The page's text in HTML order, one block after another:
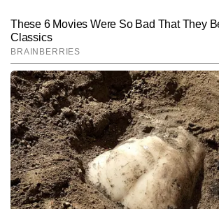
अनुराग गुप्ता AUTHOR
अनुराग गुप्ता टाइम्स नाउ नवभारत डिजिटल में
कार्यरत हैं और मीडिया में 9 वर्षों का अनुभव रखते हैं।
हासिल करने के बाद से ही वे न्यूजरूम के विभिन्न
क्यूरेशन और रियल-टाइम न्यूज मॉनिटरिंग में दक्षता
राष्ट्रीय, अंतरराष्ट्रीय और ब्रेकिंग न्यूज पर
की बारीकियों को समझने, फैक्ट चेकिंग और स्टोरी
सरल भाषा में पहुंचाने के लिए जाने जाते हैं। उन्होंने
खबरें प्रकाशित की हैं, जिनमें ब्रेकिंग अपडेट्स,
स्टोरीज और न्यूज एक्सप्लेनर्स शामिल हैं।
Follow Us:
Subscribe to our daily